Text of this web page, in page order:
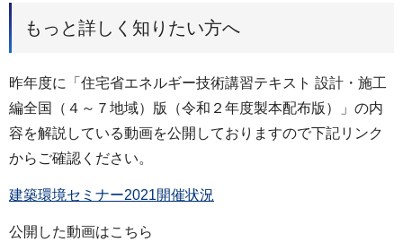
もっと詳しく知りたい方へ
昨年度に「住宅省エネルギー技術講習テキスト 設計・施工
編全国（４～７地域）版（令和２年度製本配布版）」の内
容を解説している動画を公開しておりますので下記リンク
からご確認ください。
建築環境セミナー2021開催状況
公開した動画はこちら